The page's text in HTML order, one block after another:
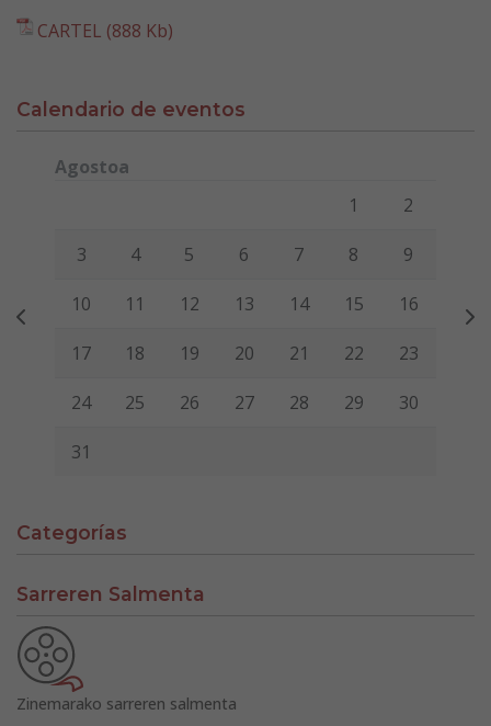
CARTEL (888 Kb)
Calendario de eventos
Agostoa
Viernes Sábado
1 2
3 4 5 6 7 8 9
10 11 12 13 14 15 16
17 18 19 20 21 22 23
24 25 26 27 28 29 30
31
Categorías
Sarreren Salmenta
Zinemarako sarreren salmenta